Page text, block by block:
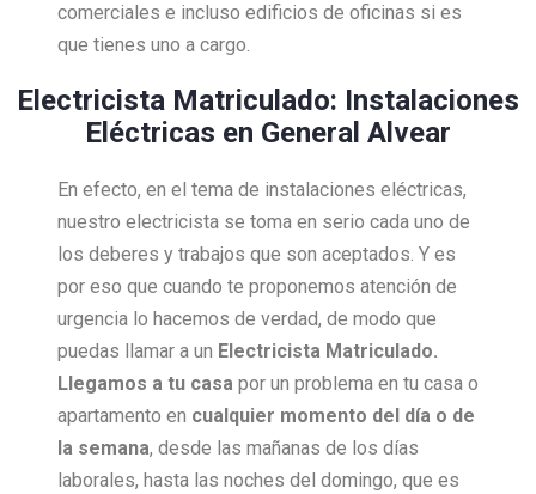
comerciales e incluso edificios de oficinas si es
que tienes uno a cargo.
Electricista Matriculado: Instalaciones
Eléctricas en General Alvear
En efecto, en el tema de instalaciones eléctricas,
nuestro electricista se toma en serio cada uno de
los deberes y trabajos que son aceptados. Y es
por eso que cuando te proponemos atención de
urgencia lo hacemos de verdad, de modo que
puedas llamar a un Electricista Matriculado.
Llegamos a tu casa por un problema en tu casa o
apartamento en cualquier momento del día o de
la semana, desde las mañanas de los días
laborales, hasta las noches del domingo, que es